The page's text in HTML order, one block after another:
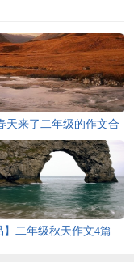
天来了二年级的作文合
集7篇
】二年级秋天作文4篇